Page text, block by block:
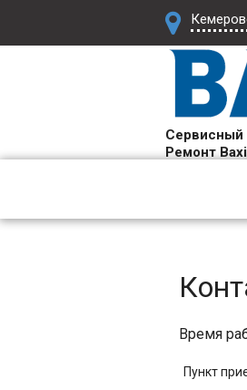
Сервисный
Ремонт
Время
Пункт